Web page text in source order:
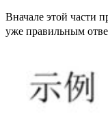
Вначале этой части
уже правильным